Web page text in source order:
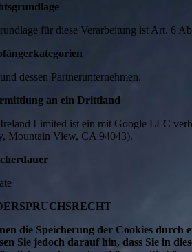
für diese Verarbeitung ist Art. 6
dessen Partnerunternehmen.
an ein Drittland
Limited ist ein mit Google LLC
Mountain View, CA 94043).
die Speicherung der Cookies
Sie jedoch darauf hin, dass Sie in